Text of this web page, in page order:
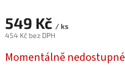
549 Kč / ks
454 Kč bez DPH
cena:
Momentálně nedostupné